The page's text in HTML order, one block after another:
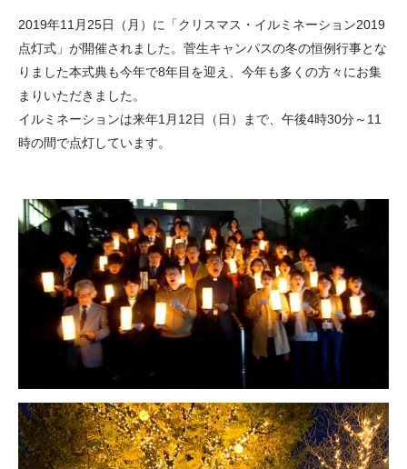
2019年11月25日（月）に「クリスマス・イルミネーション2019
点灯式」が開催されました。菅生キャンパスの冬の恒例行事とな
りました本式典も今年で8年目を迎え、今年も多くの方々にお集
まりいただきました。
イルミネーションは来年1月12日（日）まで、午後4時30分～11
時の間で点灯しています。